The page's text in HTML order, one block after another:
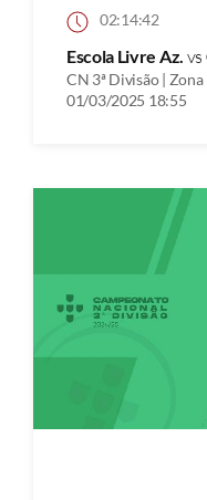
02:14:42
Escola Livre Az. vs
CN 3ª Divisão |
01/03/2025 18:55